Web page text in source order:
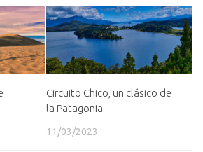
Circuito Chico, un clásico de
la Patagonia
11/03/2023